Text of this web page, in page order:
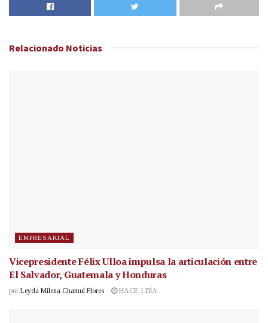
Relacionado Noticias
EMPRESARIAL
Vicepresidente Félix Ulloa impulsa la articulación entre
El Salvador, Guatemala y Honduras
por Leyda Milena Chamul Flores HACE 1 DÍA